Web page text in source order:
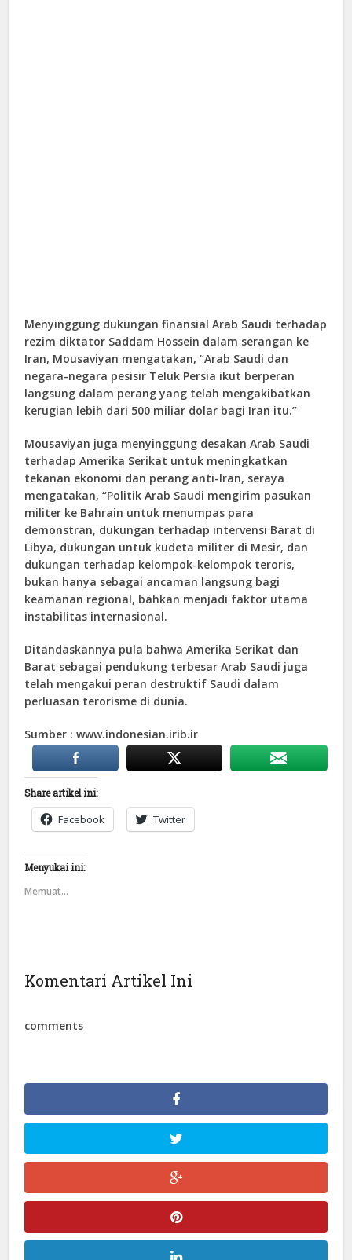
Menyinggung dukungan finansial Arab Saudi terhadap
rezim diktator Saddam Hossein dalam serangan ke
Iran, Mousaviyan mengatakan, “Arab Saudi dan
negara-negara pesisir Teluk Persia ikut berperan
langsung dalam perang yang telah mengakibatkan
kerugian lebih dari 500 miliar dolar bagi Iran itu.”
Mousaviyan juga menyinggung desakan Arab Saudi
terhadap Amerika Serikat untuk meningkatkan
tekanan ekonomi dan perang anti-Iran, seraya
mengatakan, “Politik Arab Saudi mengirim pasukan
militer ke Bahrain untuk menumpas para
demonstran, dukungan terhadap intervensi Barat di
Libya, dukungan untuk kudeta militer di Mesir, dan
dukungan terhadap kelompok-kelompok teroris,
bukan hanya sebagai ancaman langsung bagi
keamanan regional, bahkan menjadi faktor utama
instabilitas internasional.
Ditandaskannya pula bahwa Amerika Serikat dan
Barat sebagai pendukung terbesar Arab Saudi juga
telah mengakui peran destruktif Saudi dalam
perluasan terorisme di dunia.
Sumber : www.indonesian.irib.ir
Share artikel ini:
Facebook Twitter
Menyukai ini:
Memuat...
Komentari Artikel Ini
comments